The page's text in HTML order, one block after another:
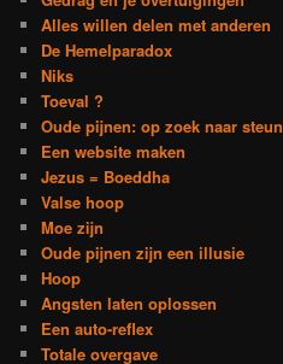
Alles willen delen met anderen
De Hemelparadox
Niks
Toeval ?
Oude pijnen: op zoek naar steun
Een website maken
Jezus = Boeddha
Valse hoop
Moe zijn
Oude pijnen zijn een illusie
Hoop
Angsten laten oplossen
Een auto-reflex
Totale overgave